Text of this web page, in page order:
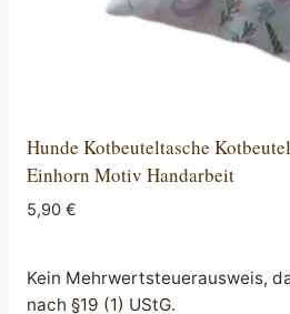
Hunde Kotbeuteltasche
Einhorn Motiv Handarbeit
5,90 €
Kein Mehrwertsteuerausweis,
nach §19 (1) UStG.